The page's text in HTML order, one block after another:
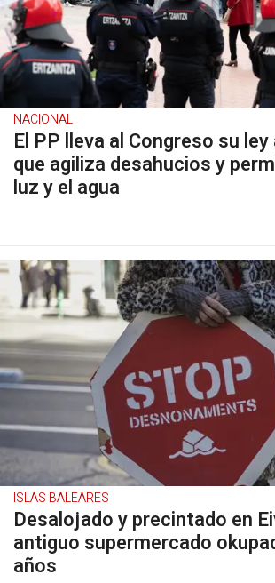
NACIONAL
El PP lleva al Congreso su
que agiliza desahucios y
luz y el agua
ISLAS BALEARES
Desalojado y precintado en
antiguo supermercado
años